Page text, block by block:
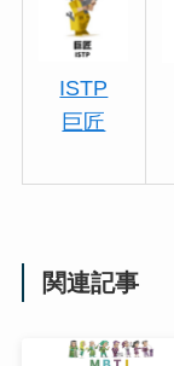
ISTP
巨匠
関連記事